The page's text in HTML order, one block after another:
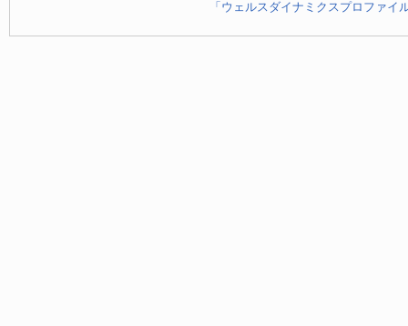
「ウェルスダイナミクスプロファイ